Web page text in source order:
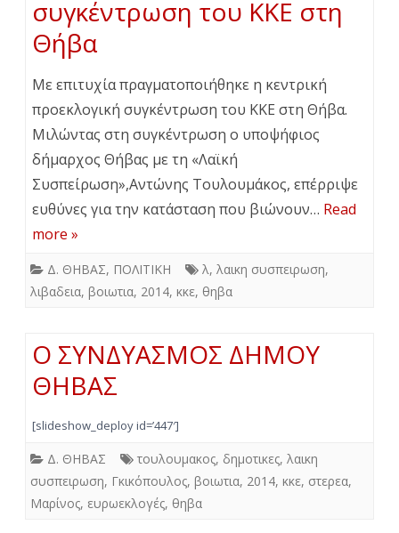
συγκέντρωση του ΚΚΕ στη
Θήβα
Με επιτυχία πραγματοποιήθηκε η κεντρική
προεκλογική συγκέντρωση του ΚΚΕ στη Θήβα.
Μιλώντας στη συγκέντρωση ο υποψήφιος
δήμαρχος Θήβας με τη «Λαϊκή
Συσπείρωση»,Αντώνης Τουλουμάκος, επέρριψε
ευθύνες για την κατάσταση που βιώνουν… Read
more »
Δ. ΘΗΒΑΣ, ΠΟΛΙΤΙΚΗ λ, λαικη συσπειρωση,
λιβαδεια, βοιωτια, 2014, κκε, θηβα
Ο ΣΥΝΔΥΑΣΜΟΣ ΔΗΜΟΥ
ΘΗΒΑΣ
[slideshow_deploy id=’447′]
Δ. ΘΗΒΑΣ τουλουμακος, δημοτικες, λαικη
συσπειρωση, Γκικόπουλος, βοιωτια, 2014, κκε, στερεα,
Μαρίνος, ευρωεκλογές, θηβα